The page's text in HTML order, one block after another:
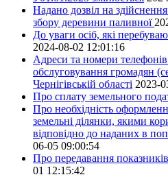
Надано дозвіл на здійснення
збору деревини паливної
До уваги осіб, які
2024-08-02 12:01:16
Адреси та номери телефонів
обслуговування громадян
Чернігівській області 2023-
Про сплату земельного
Про необхідність
земельні ділянки, якими
відповідно до наданих в
06-05 09:00:54
Про передавання
01 12:15:42